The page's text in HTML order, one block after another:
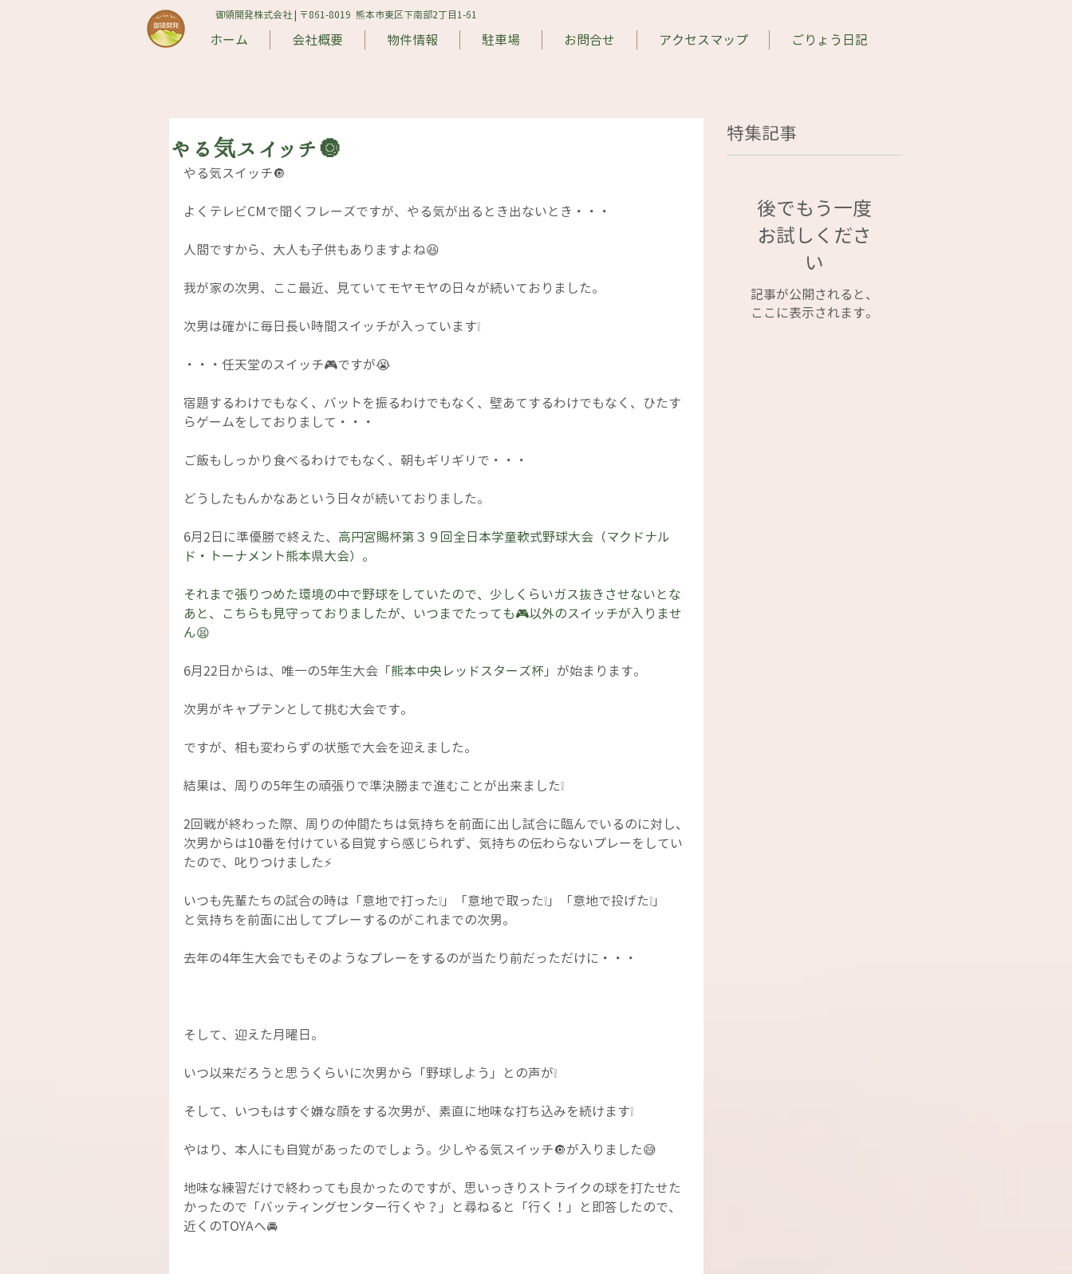
御領開発株式会社 | 〒861-8019​ 熊本市東区下南部2丁目1-61
ホーム 会社概要 物件情報 駐車場 お問合せ アクセスマップ ごりょう日記
やる気スイッチ🔘
やる気スイッチ🔘
よくテレビCMで聞くフレーズですが、やる気が出るとき出ないとき・・・
人間ですから、大人も子供もありますよね😆
我が家の次男、ここ最近、見ていてモヤモヤの日々が続いておりました。
次男は確かに毎日長い時間スイッチが入っています❕
・・・任天堂のスイッチ🎮ですが😭
宿題するわけでもなく、バットを振るわけでもなく、壁あてするわけでもなく、ひたす
らゲームをしておりまして・・・
ご飯もしっかり食べるわけでもなく、朝もギリギリで・・・
どうしたもんかなあという日々が続いておりました。
6月2日に準優勝で終えた、 高円宮賜杯第３９回全日本学童軟式野球大会（マクドナル
ド・トーナメント熊本県大会）。
それまで張りつめた環境の中で野球をしていたので、少しくらいガス抜きさせないとな
あと、こちらも見守っておりましたが、いつまでたっても🎮以外のスイッチが入りませ
ん😫
6月22日からは、唯一の5年生大会「熊本中央レッドスターズ杯 」が始まります。
次男がキャプテンとして挑む大会です。
ですが、相も変わらずの状態で大会を迎えました。
結果は、周りの5年生の頑張りで準決勝まで進むことが出来ました❕
2回戦が終わった際、周りの仲間たちは気持ちを前面に出し試合に臨んでいるのに対し、
次男からは10番を付けている自覚すら感じられず、気持ちの伝わらないプレーをしてい
たので、叱りつけました⚡
いつも先輩たちの試合の時は「意地で打った❕」「意地で取った❕」「意地で投げた❕」
と気持ちを前面に出してプレーするのがこれまでの次男。
去年の4年生大会でもそのようなプレーをするのが当たり前だっただけに・・・
そして、迎えた月曜日。
いつ以来だろうと思うくらいに次男から「野球しよう」との声が❕
そして、いつもはすぐ嫌な顔をする次男が、素直に地味な打ち込みを続けます❕
やはり、本人にも自覚があったのでしょう。少しやる気スイッチ🔘が入りました😅
地味な練習だけで終わっても良かったのですが、思いっきりストライクの球を打たせた
かったので「バッティングセンター行くや？」と尋ねると「行く！」と即答したので、
近くのTOYAへ🚘
特集記事
後でもう一度
お試しくださ
い
記事が公開されると、
ここに表示されます。